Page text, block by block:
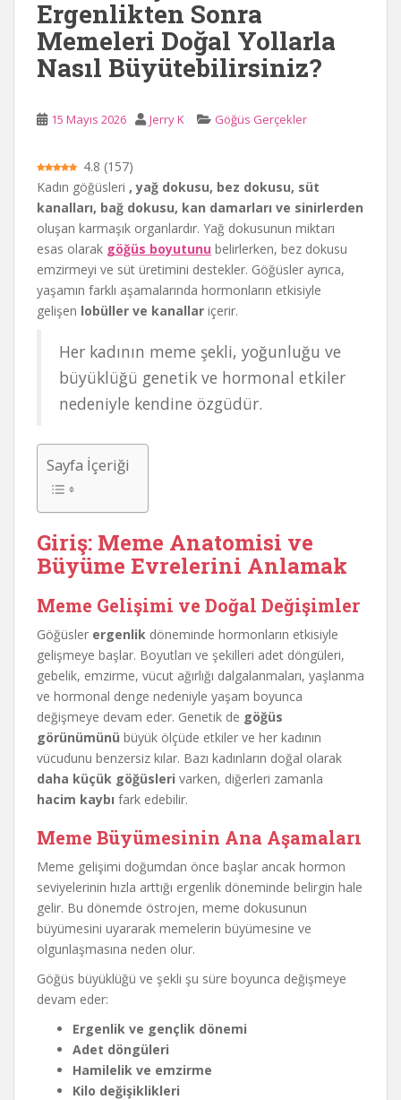
Ergenlikten Sonra
Memeleri Doğal Yollarla
Nasıl Büyütebilirsiniz?
15 Mayıs 2026 Jerry K Göğüs Gerçekler
4.8 (157)
Kadın göğüsleri , yağ dokusu, bez dokusu, süt
kanalları, bağ dokusu, kan damarları ve sinirlerden
oluşan karmaşık organlardır. Yağ dokusunun miktarı
esas olarak göğüs boyutunu belirlerken, bez dokusu
emzirmeyi ve süt üretimini destekler. Göğüsler ayrıca,
yaşamın farklı aşamalarında hormonların etkisiyle
gelişen lobüller ve kanallar içerir.
Her kadının meme şekli, yoğunluğu ve
büyüklüğü genetik ve hormonal etkiler
nedeniyle kendine özgüdür.
Sayfa İçeriği
Giriş: Meme Anatomisi ve
Büyüme Evrelerini Anlamak
Meme Gelişimi ve Doğal Değişimler
Göğüsler ergenlik döneminde hormonların etkisiyle
gelişmeye başlar. Boyutları ve şekilleri adet döngüleri,
gebelik, emzirme, vücut ağırlığı dalgalanmaları, yaşlanma
ve hormonal denge nedeniyle yaşam boyunca
değişmeye devam eder. Genetik de göğüs
görünümünü büyük ölçüde etkiler ve her kadının
vücudunu benzersiz kılar. Bazı kadınların doğal olarak
daha küçük göğüsleri varken, diğerleri zamanla
hacim kaybı fark edebilir.
Meme Büyümesinin Ana Aşamaları
Meme gelişimi doğumdan önce başlar ancak hormon
seviyelerinin hızla arttığı ergenlik döneminde belirgin hale
gelir. Bu dönemde östrojen, meme dokusunun
büyümesini uyararak memelerin büyümesine ve
olgunlaşmasına neden olur.
Göğüs büyüklüğü ve şekli şu süre boyunca değişmeye
devam eder:
Ergenlik ve gençlik dönemi
Adet döngüleri
Hamilelik ve emzirme
Kilo değişiklikleri